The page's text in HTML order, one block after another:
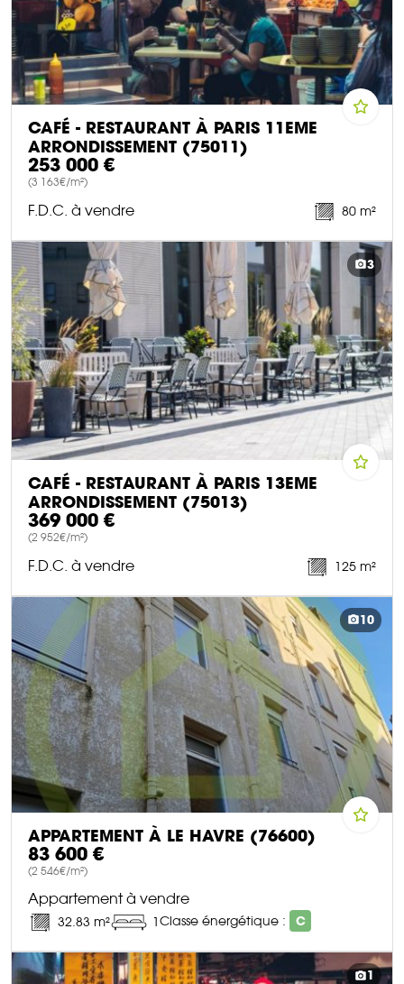
CAFÉ - RESTAURANT À PARIS 11EME
ARRONDISSEMENT (75011)
253 000 €
(3 163€/m²)
F.D.C. à vendre 80 m²
DÉCOUVRIR CE BIEN
3
CAFÉ - RESTAURANT À PARIS 13EME
ARRONDISSEMENT (75013)
369 000 €
(2 952€/m²)
F.D.C. à vendre 125 m²
DÉCOUVRIR CE BIEN
10
APPARTEMENT À LE HAVRE (76600)
83 600 €
(2 546€/m²)
Appartement à vendre
32.83 m² 1Classe énergétique : C
DÉCOUVRIR CE BIEN
1